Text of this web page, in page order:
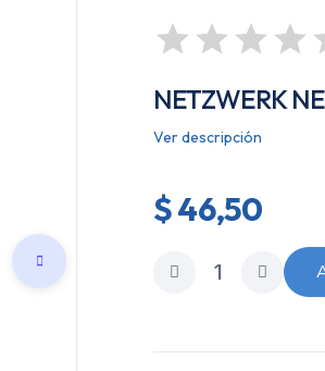
NETZWERK
Ver descripción
$ 46,50